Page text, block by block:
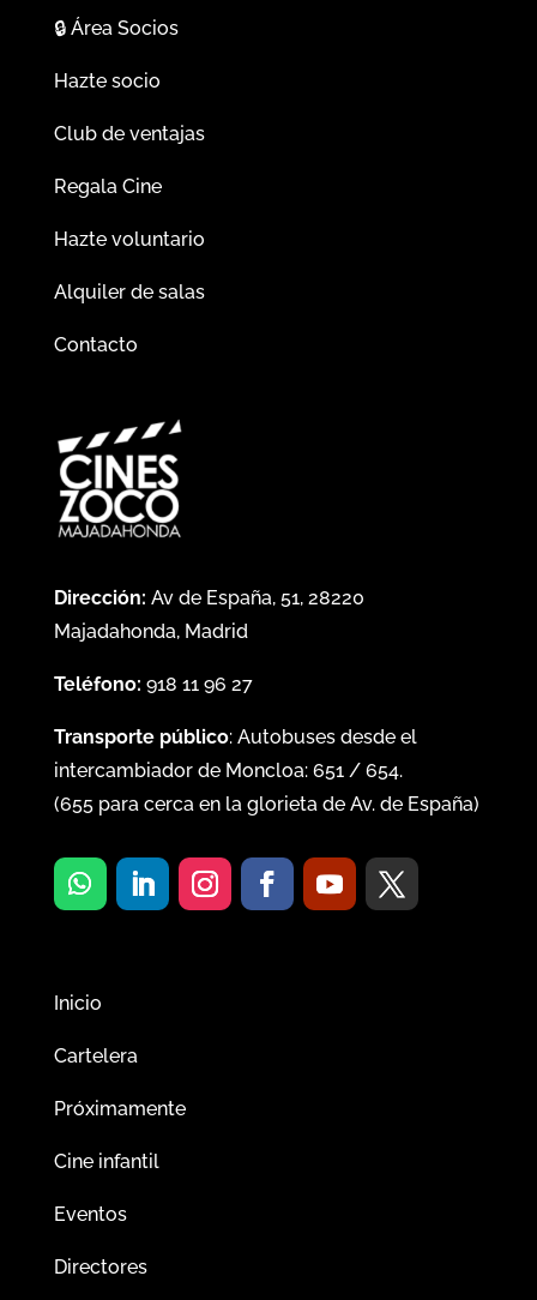
🔒Área Socios
Hazte socio
Club de ventajas
Regala Cine
Hazte voluntario
Alquiler de salas
Contacto
Dirección: Av de España, 51, 28220
Majadahonda, Madrid
Teléfono: 918 11 96 27
Transporte público: Autobuses desde el
intercambiador de Moncloa: 651/ 654.
(655para cerca en la glorieta de Av. de España)
Inicio
Cartelera
Próximamente
Cine infantil
Eventos
Directores